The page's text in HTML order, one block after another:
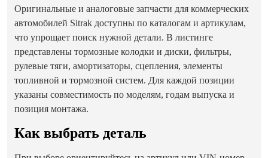
Оригинальные и аналоговые запчасти для коммерческих
автомобилей Sitrak доступны по каталогам и артикулам,
что упрощает поиск нужной детали. В листинге
представлены тормозные колодки и диски, фильтры,
рулевые тяги, амортизаторы, сцепления, элементы
топливной и тормозной систем. Для каждой позиции
указаны совместимость по моделям, годам выпуска и
позиция монтажа.
Как выбрать деталь